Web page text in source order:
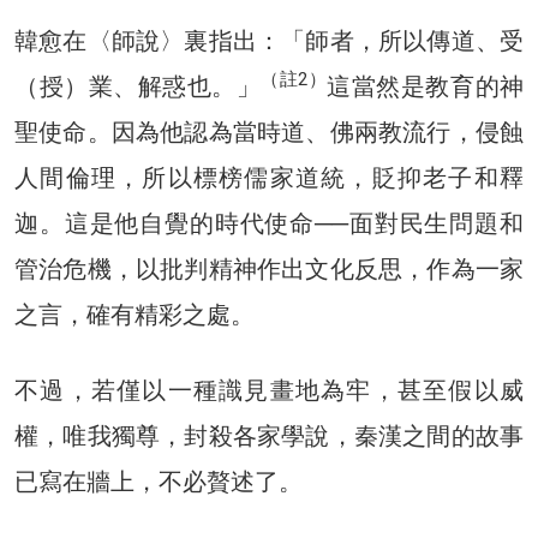
韓愈在〈師說〉裏指出：「師者，所以傳道、受
（授）業、解惑也。」
（註2）這當然是教育的神
聖使命。因為他認為當時道、佛兩教流行，侵蝕
人間倫理，所以標榜儒家道統，貶抑老子和釋
迦。這是他自覺的時代使命──面對民生問題和
管治危機，以批判精神作出文化反思，作為一家
之言，確有精彩之處。
不過，若僅以一種識見畫地為牢，甚至假以威
權，唯我獨尊，封殺各家學說，秦漢之間的故事
已寫在牆上，不必贅述了。